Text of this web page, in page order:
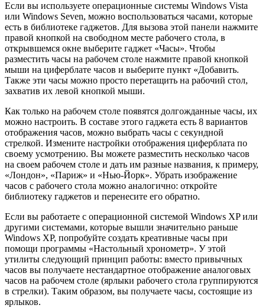
Если вы используете операционные системы Windows Vista
или Windows Seven, можно воспользоваться часами, которые
есть в библиотеке гаджетов. Для вызова этой панели нажмите
правой кнопкой на свободном месте рабочего стола, в
открывшемся окне выберите гаджет «Часы». Чтобы
разместить часы на рабочем столе нажмите правой кнопкой
мыши на циферблате часов и выберите пункт «Добавить.
Также эти часы можно просто перетащить на рабочий стол,
захватив их левой кнопкой мыши.
Как только на рабочем столе появятся долгожданные часы, их
можно настроить. В составе этого гаджета есть 8 вариантов
отображения часов, можно выбрать часы с секундной
стрелкой. Измените настройки отображения циферблата по
своему усмотрению. Вы можете разместить несколько часов
на своем рабочем столе и дать им разные названия, к примеру,
«Лондон», «Париж» и «Нью-Йорк». Убрать изображение
часов с рабочего стола можно аналогично: откройте
библиотеку гаджетов и перенесите его обратно.
Если вы работаете с операционной системой Windows XP или
другими системами, которые вышли значительно раньше
Windows XP, попробуйте создать креативные часы при
помощи программы «Настольный хронометр». У этой
утилиты следующий принцип работы: вместо привычных
часов вы получаете нестандартное отображение аналоговых
часов на рабочем столе (ярлыки рабочего стола группируются
в стрелки). Таким образом, вы получаете часы, состоящие из
ярлыков.